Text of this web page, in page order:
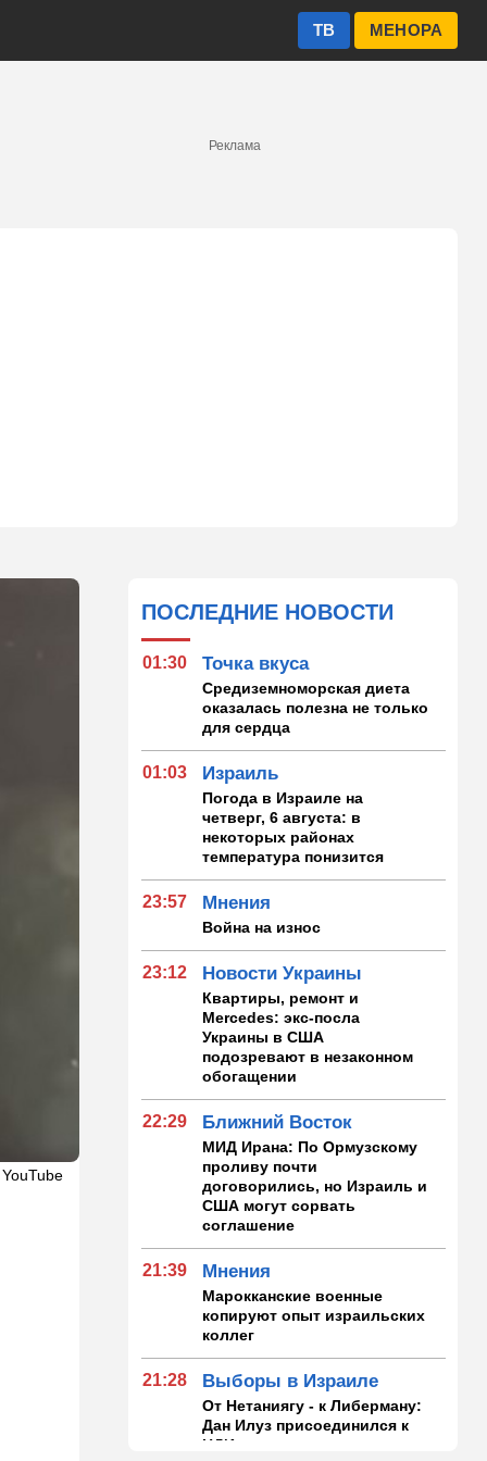
МЕНОРА
ТВ
Реклама
ПОСЛЕДНИЕ НОВОСТИ
01:30 Точка вкуса
Средиземноморская диета
оказалась полезна не только
для сердца
01:03 Израиль
Погода в Израиле на
четверг, 6 августа: в
некоторых районах
температура понизится
23:57 Мнения
Война на износ
23:12 Новости Украины
Квартиры, ремонт и
Mercedes: экс-посла
Украины в США
подозревают в незаконном
обогащении
22:29 Ближний Восток
МИД Ирана: По Ормузскому
проливу почти
договорились, но Израиль и
США могут сорвать
соглашение
21:39 Мнения
Марокканские военные
копируют опыт израильских
коллег
21:28 Выборы в Израиле
От Нетаниягу - к Либерману:
Дан Илуз присоединился к
НДИ